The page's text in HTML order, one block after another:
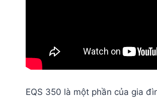
EQS 350 là một phần của gia